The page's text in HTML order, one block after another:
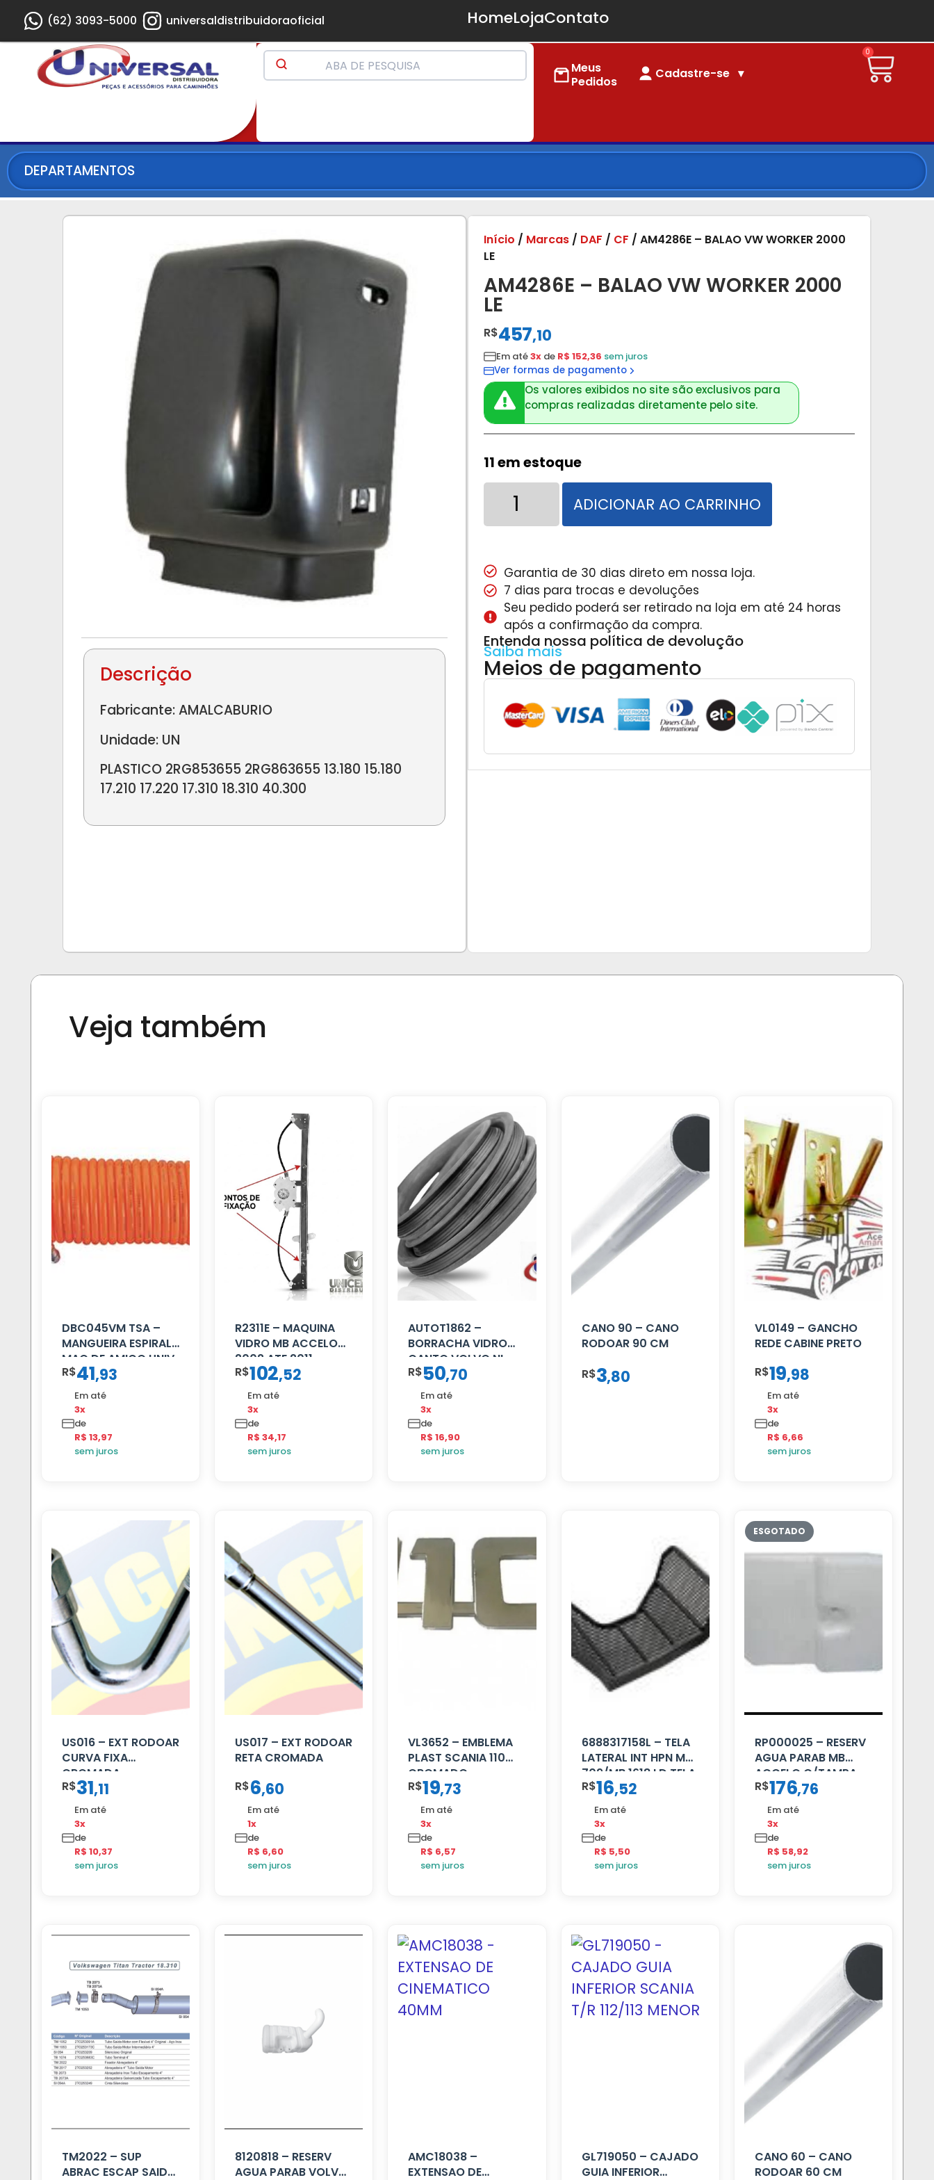
(62) 3093-5000 universaldistribuidoraoficial HomeLojaContato
Meus
Pedidos
Cadastre-se
0
DEPARTAMENTOS
Descrição
Fabricante: AMALCABURIO
Unidade: UN
PLASTICO 2RG853655 2RG863655 13.180 15.180
17.210 17.220 17.310 18.310 40.300
AM4286E – BALAO VW WORKER 2000
LE
Início / Marcas / DAF / CF / AM4286E – BALAO VW WORKER 2000
LE
R$457,10
Em até3x de R$ 152,36 sem juros
Ver formas de pagamento
Os valores exibidos no site são exclusivos para
compras realizadas diretamente pelo site.
11 em estoque
ADICIONAR AO CARRINHO
Garantia de 30 dias direto em nossa loja.
7 dias para trocas e devoluções
Seu pedido poderá ser retirado na loja em até 24 horas
após a confirmação da compra.
Entenda nossa política de devolução
Saiba mais
Meios de pagamento
Veja também
DBC045VM TSA –
MANGUEIRA ESPIRAL
MAO DE AMIGO UNIV
16 MM 4.5MTS
VERMELHA
R$41,93
Em até
3x
de
R$ 13,97
sem juros
R2311E – MAQUINA
VIDRO MB ACCELO
2002 ATE 2011
S/MOTOR LE
R$102,52
Em até
3x
de
R$ 34,17
sem juros
AUTOT1862 –
BORRACHA VIDRO
CANTO VOLVO NL
80/88…
R$50,70
Em até
3x
de
R$ 16,90
sem juros
CANO 90 – CANO
RODOAR 90 CM
R$3,80
VL0149 – GANCHO
REDE CABINE PRETO
R$19,98
Em até
3x
de
R$ 6,66
sem juros
US016 – EXT RODOAR
CURVA FIXA
CROMADA
R$31,11
Em até
3x
de
R$ 10,37
sem juros
US017 – EXT RODOAR
RETA CROMADA
R$6,60
Em até
1x
de
R$ 6,60
sem juros
VL3652 – EMBLEMA
PLAST SCANIA 110
CROMADO
R$19,73
Em até
3x
de
R$ 6,57
sem juros
6888317158L – TELA
LATERAL INT HPN MB
709/MB 1618 LD TELA
R$16,52
Em até
3x
de
R$ 5,50
sem juros
RP000025 – RESERV
AGUA PARAB MB
ACCELO C/TAMPA
R$176,76
Em até
3x
de
R$ 58,92
sem juros
TM2022 – SUP
ABRAC ESCAP SAIDA
8120818 – RESERV
AGUA PARAB VOLVO
AMC18038 –
EXTENSAO DE
GL719050 – CAJADO
GUIA INFERIOR
CANO 60 – CANO
RODOAR 60 CM